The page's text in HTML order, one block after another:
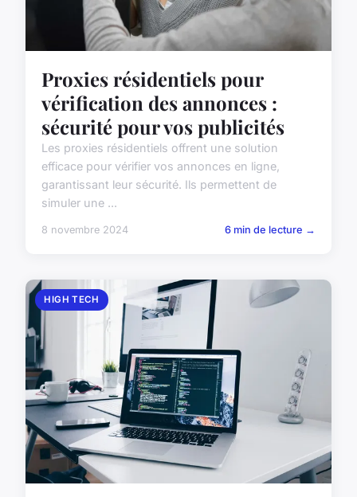
Proxies résidentiels pour
vérification des annonces :
sécurité pour vos publicités
Les proxies résidentiels offrent une solution
efficace pour vérifier vos annonces en ligne,
garantissant leur sécurité. Ils permettent de
simuler une ...
8 novembre 2024 6 min de lecture →
HIGH TECH